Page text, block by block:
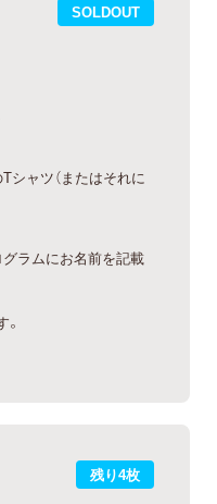
SOLDOUT
シャツ（またはそれに
ラムにお名前を記載
残り4枚